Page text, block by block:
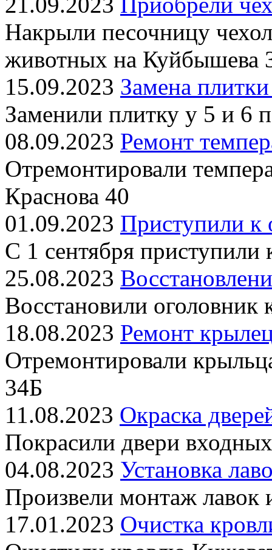
Накрыли песочницу
животных на Куйбышева
15.09.2023 Замена
Заменили плитку у 5 и 6
08.09.2023 Ремонт
Отремонтировали
Краснова 40
01.09.2023 Приступили к
С 1 сентября
25.08.2023
Восстановили
18.08.2023 Ремонт
Отремонтировали
34Б
11.08.2023 Окраска
Покрасили двери
04.08.2023 Установка
Произвели монтаж
17.01.2023 Очистка